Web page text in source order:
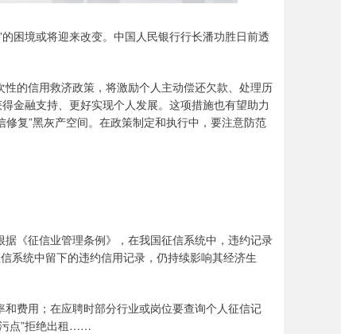
境或将迎来改变。中国人民银行行长潘功胜日前透
的信用救济政策，将激励个人主动偿还欠款、处理历
金融支持、更好实现个人发展。这项措施也有望助力
复”黑灰产空间。在政策制定和执行中，要注意防范
《征信业管理条例》，在我国征信系统中，违约记录
系统中留下的违约信用记录，仍持续影响其经济生
费用；在应聘时部分行业或岗位要查询个人征信记
点”拒绝出租……